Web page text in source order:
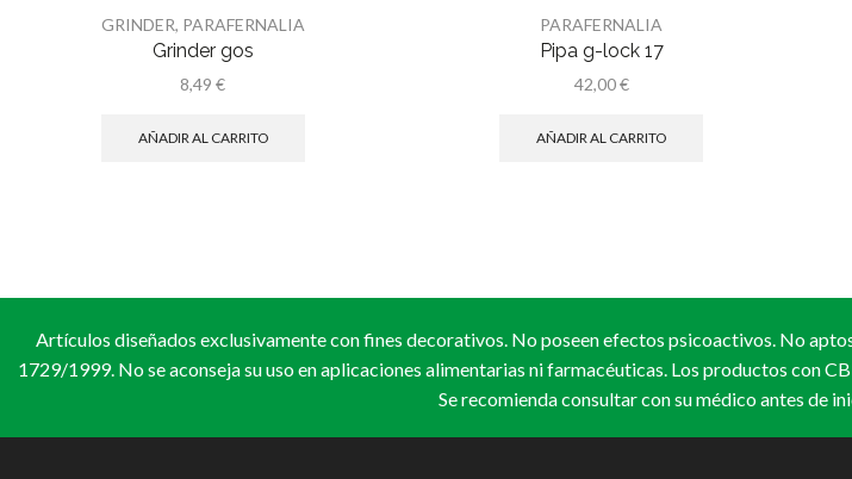
GRINDER, PARAFERNALIA
Grinder gos
8,49€
AÑADIR AL CARRITO
PARAFERNALIA
Pipa g-lock 17
42,00€
AÑADIR AL CARRITO
Artículos diseñados exclusivamente con fines decorativos. No poseen efectos psicoactivos. No
1729/1999. No se aconseja su uso en aplicaciones alimentarias ni farmacéuticas. Los productos con
Se recomienda consultar con su médico antes de